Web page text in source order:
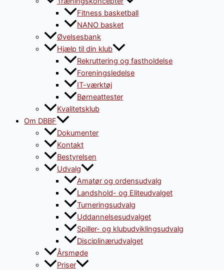
Fitness basketball
NANO basket
Øvelsesbank
Hjælp til din klub
Rekruttering og fastholdelse
Foreningsledelse
IT-værktøj
Børneattester
Kvalitetsklub
Om DBBF
Dokumenter
Kontakt
Bestyrelsen
Udvalg
Amatør og ordensudvalg
Landshold- og Eliteudvalget
Turneringsudvalg
Uddannelsesudvalget
Spiller- og klubudviklingsudvalg
Disciplinærudvalget
Årsmøde
Priser